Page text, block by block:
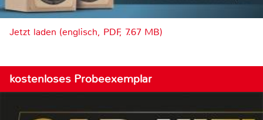
Jetzt laden (englisch, PDF, 7.67 MB)
kostenloses Probeexemplar